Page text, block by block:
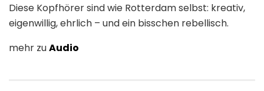
Diese Kopfhörer sind wie Rotterdam selbst: kreativ,
eigenwillig, ehrlich – und ein bisschen rebellisch.
mehr zuAudio